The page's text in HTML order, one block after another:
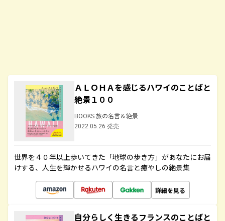
ＡＬＯＨＡを感じるハワイのことばと
絶景１００
BOOKS 旅の名言＆絶景
2022.05.26 発売
世界を４０年以上歩いてきた「地球の歩き方」があなたにお届
けする、人生を輝かせるハワイの名言と癒やしの絶景集
詳細を見る
自分らしく生きるフランスのことばと